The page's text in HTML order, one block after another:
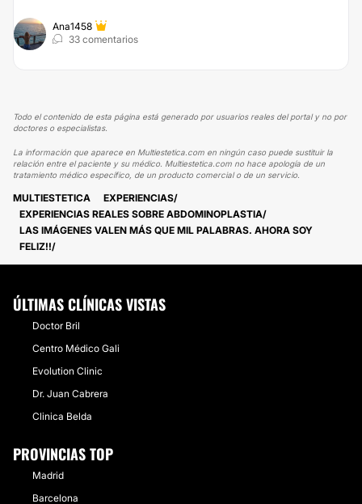
Ana1458
33 comentarios
Todo el contenido de esta página está generado por usuarios reales del portal y no por
doctores o especialistas.
La información que aparece en Multiestetica.com en ningún caso puede sustituir la
relación entre el paciente y su médico. Multiestetica.com no hace apología de un
tratamiento médico específico, de un producto comercial o de un servicio.
MULTIESTETICA
EXPERIENCIAS
EXPERIENCIAS REALES SOBRE ABDOMINOPLASTIA
LAS IMÁGENES VALEN MÁS QUE MIL PALABRAS. AHORA SOY
FELIZ!!
ÚLTIMAS CLÍNICAS VISTAS
Doctor Bril
Centro Médico Gali
Evolution Clinic
Dr. Juan Cabrera
Clinica Belda
PROVINCIAS TOP
Madrid
Barcelona